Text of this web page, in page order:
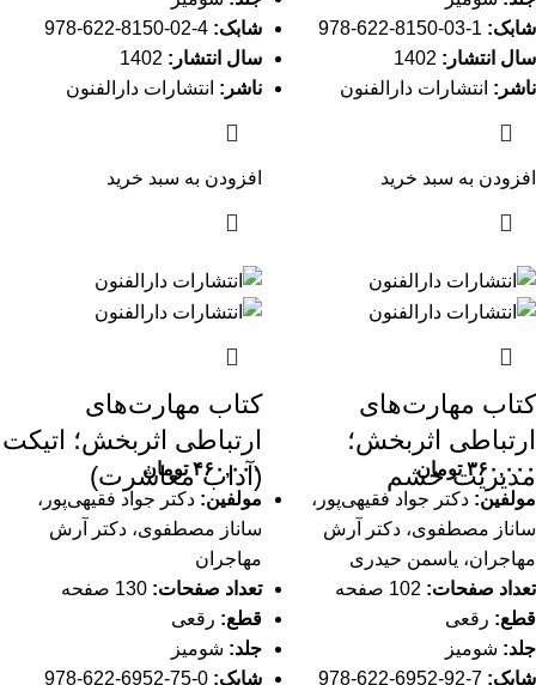
شابک:
سال انتشار:
ناشر: انتشارات دارالفنون
افزودن به سبد خرید
شابک:
سال انتشار:
ناشر: انتشارات دارالفنون
افزودن به سبد خرید
کتاب مهارت‌های
ارتباطی اثربخش؛
مدیریت خشم
۳۶۰,۰۰۰ تومان
مولفین: دکتر جواد فقیهی‌پور،
ساناز مصطفوی، دکتر آرش
مهاجران، یاسمن حیدری
تعداد صفحات:
قطع: رقعی
جلد: شومیز
شابک:
کتاب مهارت‌های
ارتباطی اثربخش؛ اتیکت
(آداب معاشرت)
۴۶۰,۰۰۰ تومان
مولفین: دکتر جواد فقیهی‌پور،
ساناز مصطفوی، دکتر آرش
مهاجران
تعداد صفحات:
قطع: رقعی
جلد: شومیز
شابک: